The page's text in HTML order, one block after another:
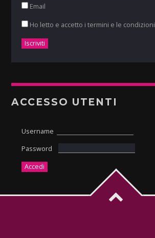
Email
Ho letto e accetto i termini e le condizioni
ACCESSO UTENTI
Username
Password